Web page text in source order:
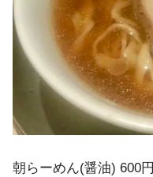
朝らーめん(醤油) 600円